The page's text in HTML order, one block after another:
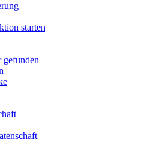
starten
gefunden